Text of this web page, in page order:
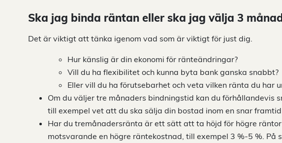
Ska jag binda räntan eller ska jag välja 3
Det är viktigt att tänka igenom vad som är viktigt för just dig.
Hur känslig är din ekonomi för ränteändringar?
Vill du ha flexibilitet och kunna byta bank ganska snabbt?
Eller vill du ha förutsebarhet och veta vilken ränta du har
Om du väljer tre månaders bindningstid kan du förhållandevis
till exempel vet att du ska sälja din bostad inom en snar
Har du tremånadersränta är ett sätt att ta höjd för högre
motsvarande en högre räntekostnad, till exempel 3 %-5 %. På